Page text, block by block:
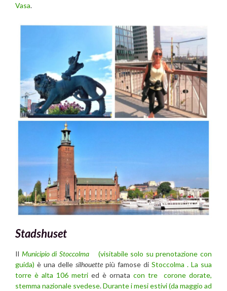
Vasa.
Stadshuset
Il Municipio di Stoccolma
(visitabile solo su prenotazione con
guida) è una delle silhouette più famose di Stoccolma . La sua
torre è alta 106 metri ed è ornata con tre corone dorate,
stemma nazionale svedese.Durante i mesi estivi (da maggio ad